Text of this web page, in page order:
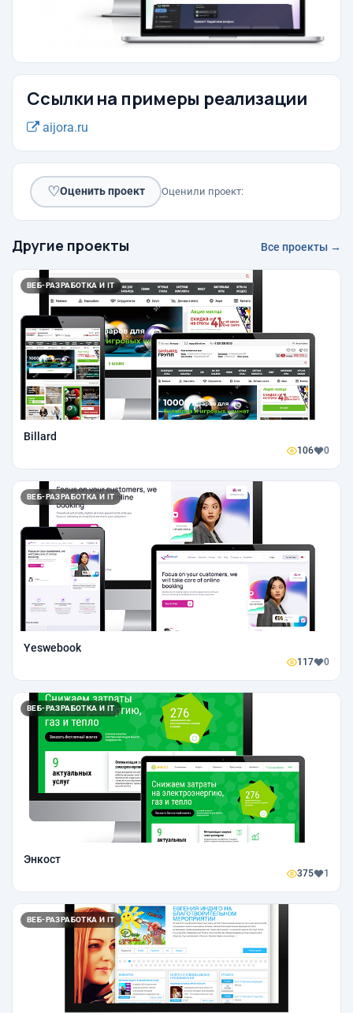
Ссылки на примеры реализации
aijora.ru
♡Оценить проект Оценили проект:
Другие проекты Все проекты →
ВЕБ-РАЗРАБОТКА И IT
Billard
106 0
ВЕБ-РАЗРАБОТКА И IT
Yeswebook
117 0
ВЕБ-РАЗРАБОТКА И IT
Энкост
375 1
ВЕБ-РАЗРАБОТКА И IT